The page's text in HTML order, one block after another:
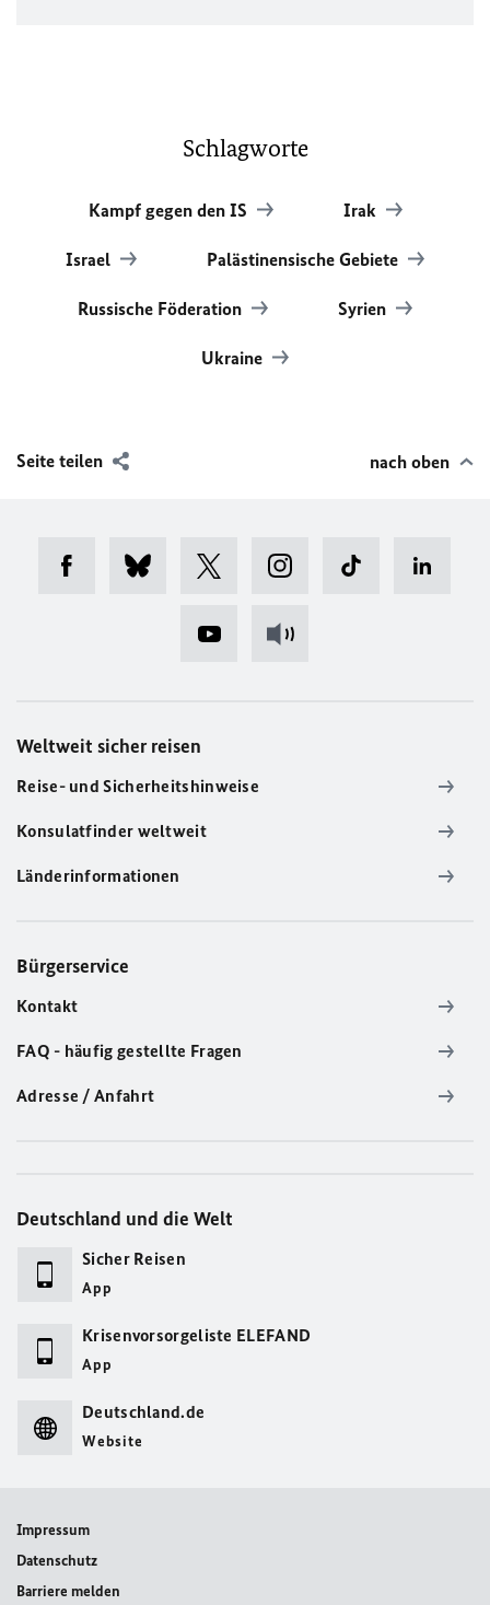
Schlagworte
Kampf gegen den IS Irak
Israel Palästinensische Gebiete
Russische Föderation Syrien
Ukraine
Seite teilen nach oben
Weltweit sicher reisen
Reise- und Sicherheitshinweise
Konsulatfinder weltweit
Länderinformationen
Bürgerservice
Kontakt
FAQ - häufig gestellte Fragen
Adresse / Anfahrt
Deutschland und die Welt
Sicher Reisen
App
Krisenvorsorgeliste ELEFAND
App
Deutschland.de
Website
Impressum
Datenschutz
Barriere melden